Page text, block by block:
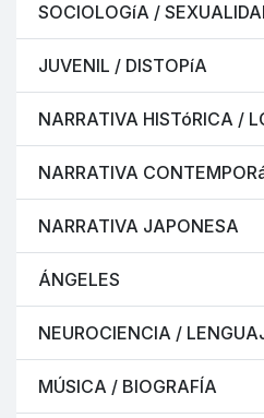
SOCIOLOGíA /
JUVENIL / DISTOPíA
NARRATIVA HISTóRICA /
NARRATIVA
NARRATIVA JAPONESA
ÁNGELES
NEUROCIENCIA /
MÚSICA / BIOGRAFÍA